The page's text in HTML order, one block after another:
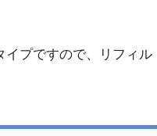
イプですので、リフィル